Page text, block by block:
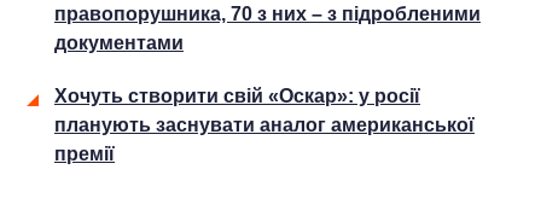
правопорушника, 70 з них – з підробленими
документами
Хочуть створити свій «Оскар»: у росії
планують заснувати аналог американської
премії